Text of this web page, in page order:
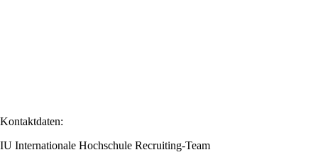
Kontaktdaten:
IU Internationale Hochschule Recruiting-Team